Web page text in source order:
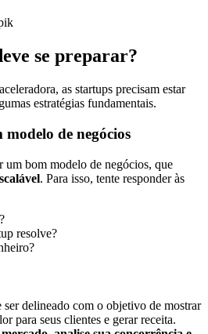
se preparar?
as startups precisam estar
estratégias fundamentais.
de negócios
um bom modelo de negócios, que
. Para isso, tente responder às
resolve?
delineado com o objetivo de mostrar
para seus clientes e gerar receita.